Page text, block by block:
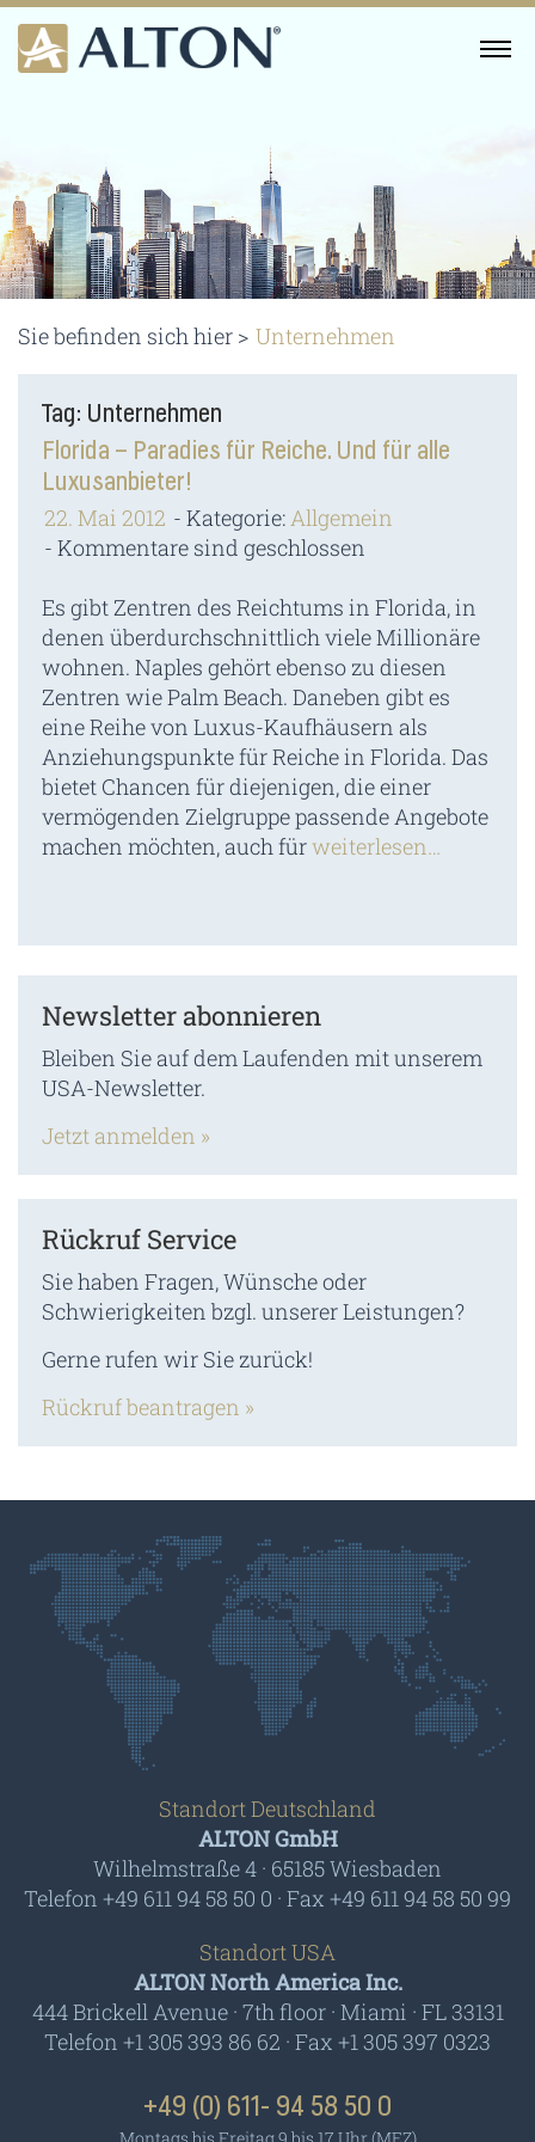
Skip
content
Sie befinden sich hier > Unternehmen
Tag: Unternehmen
Florida – Paradies für Reiche. Und für alle
Luxusanbieter!
22. Mai 2012 Kategorie:Allgemein
Kommentare sind geschlossen
Es gibt Zentren des Reichtums in Florida, in
denen überdurchschnittlich viele Millionäre
wohnen. Naples gehört ebenso zu diesen
Zentren wie Palm Beach. Daneben gibt es
eine Reihe von Luxus-Kaufhäusern als
Anziehungspunkte für Reiche in Florida. Das
bietet Chancen für diejenigen, die einer
vermögenden Zielgruppe passende Angebote
machen möchten, auch fürweiterlesen…
Newsletter abonnieren
Bleiben Sie auf dem Laufenden mit unserem
USA-Newsletter.
Jetzt anmelden »
Rückruf Service
Sie haben Fragen, Wünsche oder
Schwierigkeiten bzgl. unserer Leistungen?
Gerne rufen wir Sie zurück!
Rückruf beantragen »
Standort Deutschland
ALTON GmbH
Wilhelmstraße 4 · 65185 Wiesbaden
Telefon +49 611 94 58 50 0 · Fax +49 611 94 58 50 99
Standort USA
ALTON North America Inc.
444 Brickell Avenue · 7th floor · Miami · FL 33131
Telefon +1 305 393 86 62 · Fax +1 305 397 0323
+49 (0) 611- 94 58 50 0